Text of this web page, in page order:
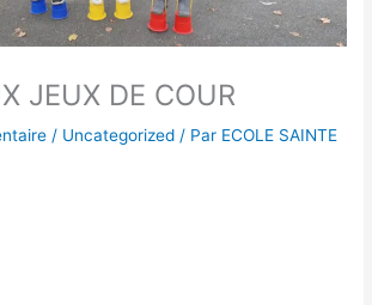
JEUX DE COUR
/ Uncategorized / Par ECOLE SAINTE